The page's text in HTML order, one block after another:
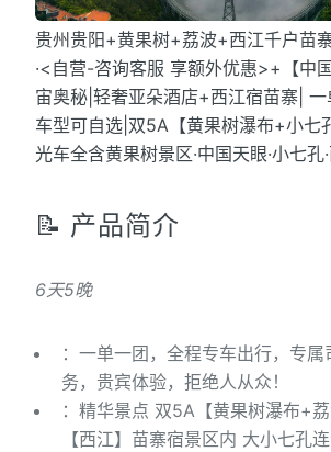
贵州贵阳+黄果树+荔波+西江千户苗
·<自营-咨询客服 享额外优惠>+【中
宙奥秘|轻奢亚朵酒店+西江宿苗寨|
车型可自选|双5A【黄果树瀑布+小七
光车全含黄果树景区·中国天眼·小七孔
📝 产品简介
6天5晚
：一单一团，全程专车出行，专属
务，贵宾体验，拒绝人从众！
：精华景点 双5A【黄果树瀑布+
【西江】苗寨宿景区内 大小七孔连